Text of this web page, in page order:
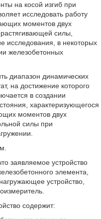
на косой изгиб при
исследовать работу
моментов двух
силы,
исследования, в некоторых
железобетонных
диапазон динамических
на достижение которого
в создании
характеризующегося
моментов двух
силы при
заявляемое устройство
элемента,
устройство,
содержит: